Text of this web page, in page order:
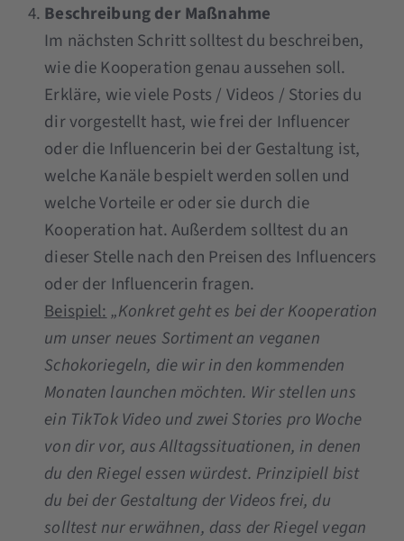
Beschreibung der Maßnahme
Im nächsten Schritt solltest du beschreiben,
wie die Kooperation genau aussehen soll.
Erkläre, wie viele Posts / Videos / Stories du
dir vorgestellt hast, wie frei der Influencer
oder die Influencerin bei der Gestaltung ist,
welche Kanäle bespielt werden sollen und
welche Vorteile er oder sie durch die
Kooperation hat. Außerdem solltest du an
dieser Stelle nach den Preisen des Influencers
oder der Influencerin fragen.
Beispiel:„Konkret geht es bei der Kooperation
um unser neues Sortiment an veganen
Schokoriegeln, die wir in den kommenden
Monaten launchen möchten. Wir stellen uns
ein TikTok Video und zwei Stories pro Woche
von dir vor, aus Alltagssituationen, in denen
du den Riegel essen würdest. Prinzipiell bist
du bei der Gestaltung der Videos frei, du
solltest nur erwähnen, dass der Riegel vegan